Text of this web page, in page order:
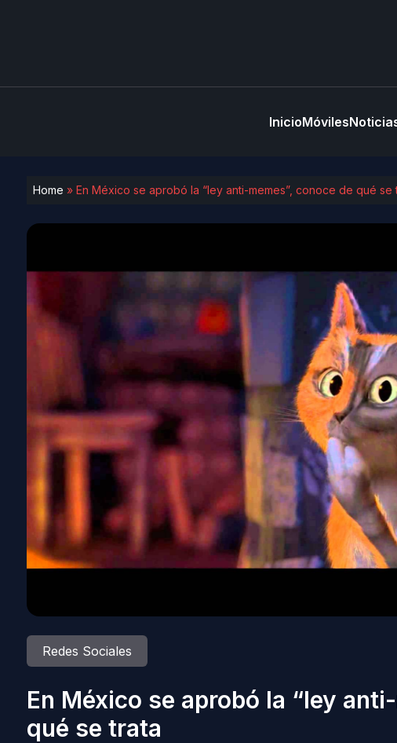
InicioMóviles
Home » En México se aprobó la “ley anti-memes”, conoce de qué se
Redes Sociales
En México se aprobó la “ley
qué se trata